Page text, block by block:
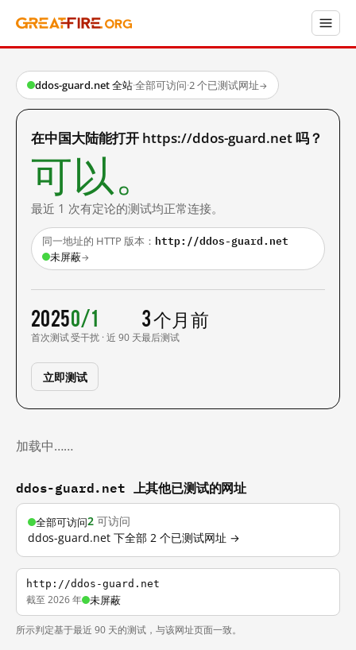
ddos-guard.net 全站·全部可访问·2 个已测试网址→
在中国大陆能打开 https://ddos-guard.net 吗？
可以。
最近 1 次有定论的测试均正常连接。
同一地址的 HTTP 版本： http://ddos-guard.net
未屏蔽→
2025
首次测试
0/1
受干扰 · 近 90 天
3 个月前
最后测试
立即测试
加载中……
ddos-guard.net 上其他已测试的网址
全部可访问2 可访问
ddos-guard.net 下全部 2 个已测试网址 →
http://ddos-guard.net
截至 2026 年 未屏蔽
所示判定基于最近 90 天的测试，与该网址页面一致。